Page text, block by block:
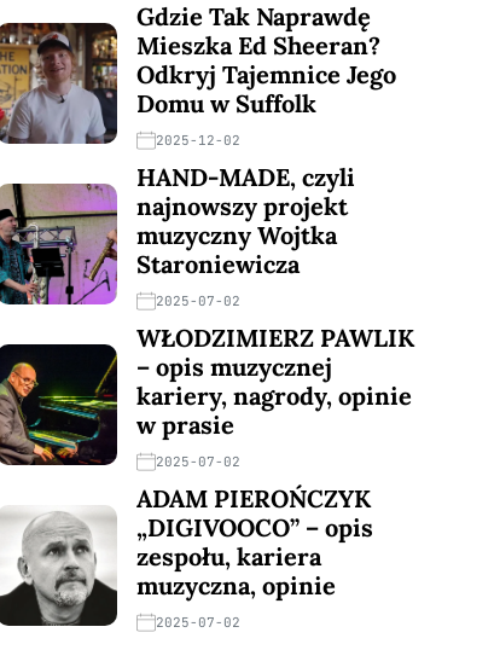
Gdzie Tak Naprawdę
Mieszka Ed Sheeran?
Odkryj Tajemnice Jego
Domu w Suffolk
2025-12-02
HAND-MADE, czyli
najnowszy projekt
muzyczny Wojtka
Staroniewicza
2025-07-02
WŁODZIMIERZ PAWLIK
– opis muzycznej
kariery, nagrody, opinie
w prasie
2025-07-02
ADAM PIEROŃCZYK
„DIGIVOOCO” – opis
zespołu, kariera
muzyczna, opinie
2025-07-02